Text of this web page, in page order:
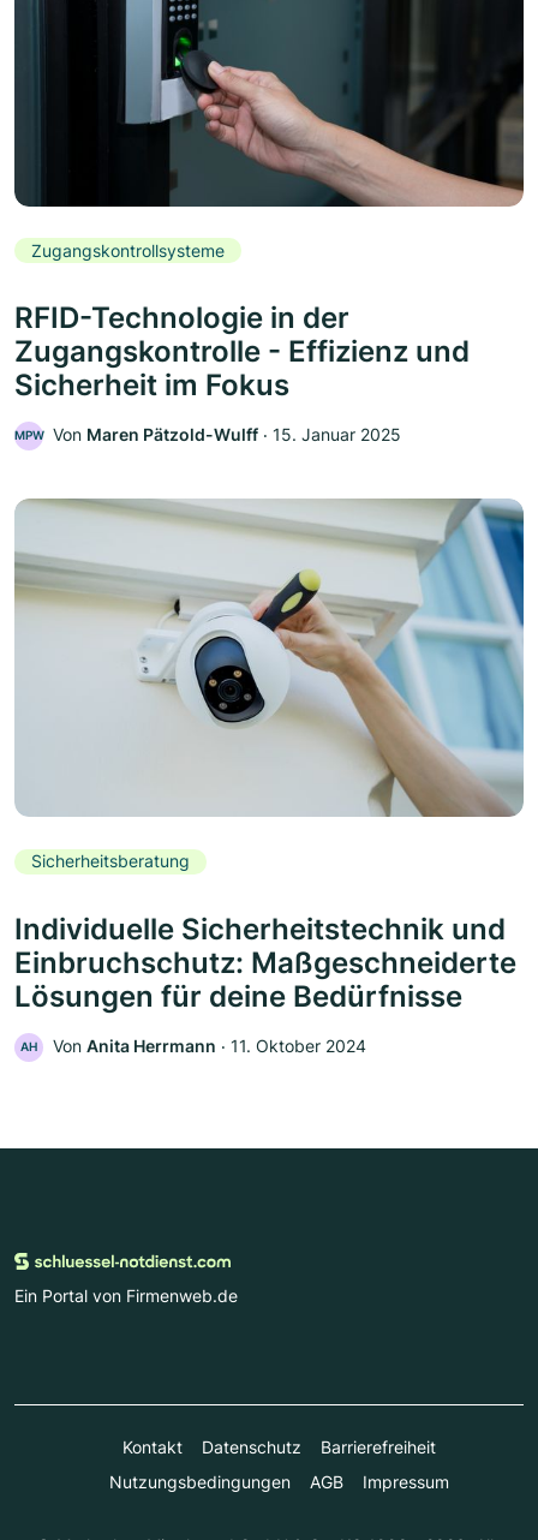
Zugangskontrollsysteme
RFID-Technologie in der
Zugangskontrolle - Effizienz und
Sicherheit im Fokus
MPW Von Maren Pätzold-Wulff ‧ 15. Januar 2025
Sicherheitsberatung
Individuelle Sicherheitstechnik und
Einbruchschutz: Maßgeschneiderte
Lösungen für deine Bedürfnisse
AH Von Anita Herrmann ‧ 11. Oktober 2024
Ein Portal von Firmenweb.de
Kontakt Datenschutz
Barrierefreiheit
Nutzungsbedingungen
AGB Impressum